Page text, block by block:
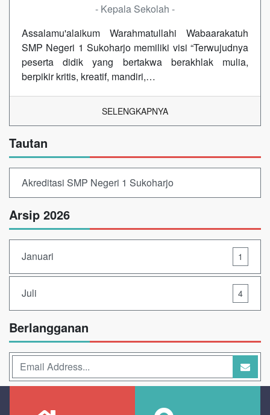
- Kepala Sekolah -
Assalamu'alaikum Warahmatullahi Wabaarakatuh
SMP Negeri 1 Sukoharjo memiliki visi “Terwujudnya
peserta didik yang bertakwa berakhlak mulia,
berpikir kritis, kreatif, mandiri,…
SELENGKAPNYA
Tautan
Akreditasi SMP Negeri 1 Sukoharjo
Arsip 2026
Januari 1
Juli 4
Berlangganan